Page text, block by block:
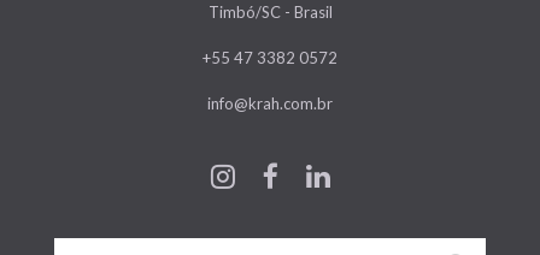
Timbó/SC - Brasil
+55 47 3382 0572
info@krah.com.br